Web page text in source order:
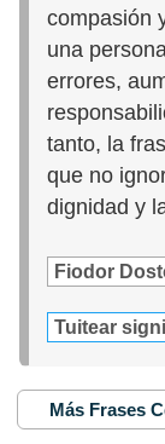
compasión
una
errores,
tanto, la
que no
dignidad y
Fiodor
Tuitear
Más Frases